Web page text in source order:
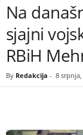
Na
sjajni
RBiH
By Redakcija - 8 srpnja,